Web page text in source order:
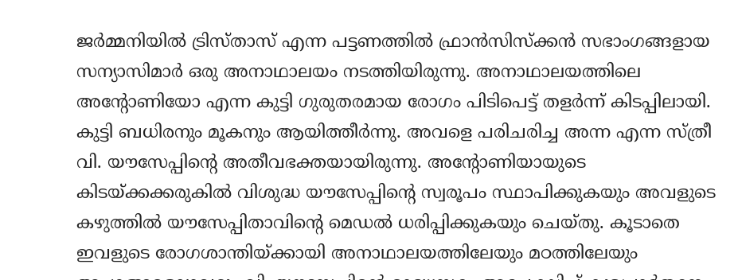
ജര്‍മ്മനിയില്‍ ട്രിസ്താസ് എന്ന പട്ടണത്തില്‍ ഫ്രാന്‍സിസ്ക്കന്‍ സഭാംഗങ്ങളായ
സന്യാസിമാര്‍ ഒരു അനാഥാലയം നടത്തിയിരുന്നു. അനാഥാലയത്തിലെ
അന്‍റോണിയോ എന്ന കുട്ടി ഗുരുതരമായ രോഗം പിടിപെട്ട് തളര്‍ന്ന്‍ കിടപ്പിലായി.
കുട്ടി ബധിരനും മൂകനും ആയിത്തീര്‍ന്നു. അവളെ പരിചരിച്ച അന്ന എന്ന സ്ത്രീ
വി. യൗസേപ്പിന്‍റെ അതീവഭക്തയായിരുന്നു. അന്‍റോണിയായുടെ
കിടയ്ക്കക്കരുകില്‍ വിശുദ്ധ യൗസേപ്പിന്‍റെ സ്വരൂപം സ്ഥാപിക്കുകയും അവളുടെ
കഴുത്തില്‍ യൗസേപ്പിതാവിന്‍റെ മെഡല്‍ ധരിപ്പിക്കുകയും ചെയ്തു. കൂടാതെ
ഇവളുടെ രോഗശാന്തിയ്ക്കായി അനാഥാലയത്തിലേയും മഠത്തിലേയും